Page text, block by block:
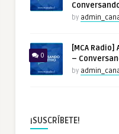
by
0
[MCA
–
by
¡SUSCRÍBETE!